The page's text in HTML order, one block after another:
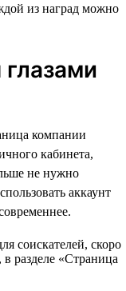
из наград можно
компании
кабинета,
не нужно
аккаунт